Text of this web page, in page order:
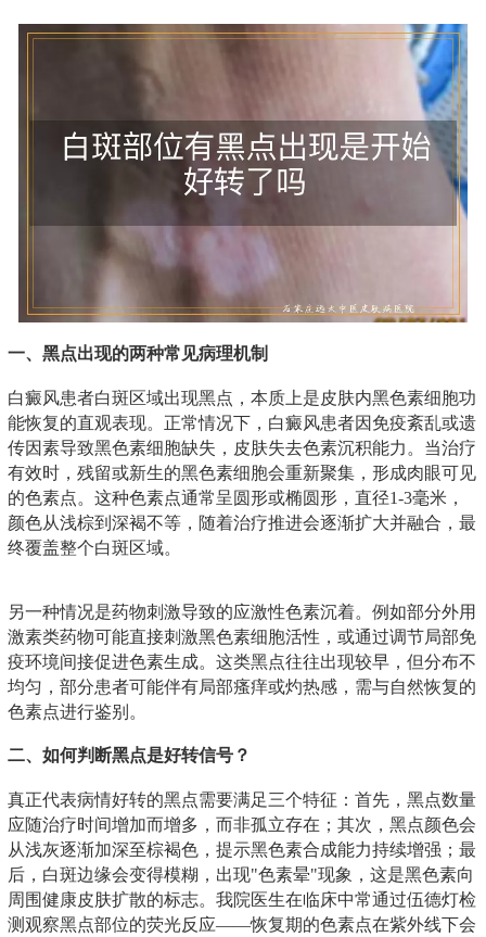
一、黑点出现的两种常见病理机制
白癜风患者白斑区域出现黑点，本质上是皮肤内黑色素细胞功
能恢复的直观表现。正常情况下，白癜风患者因免疫紊乱或遗
传因素导致黑色素细胞缺失，皮肤失去色素沉积能力。当治疗
有效时，残留或新生的黑色素细胞会重新聚集，形成肉眼可见
的色素点。这种色素点通常呈圆形或椭圆形，直径1-3毫米，
颜色从浅棕到深褐不等，随着治疗推进会逐渐扩大并融合，最
终覆盖整个白斑区域。
另一种情况是药物刺激导致的应激性色素沉着。例如部分外用
激素类药物可能直接刺激黑色素细胞活性，或通过调节局部免
疫环境间接促进色素生成。这类黑点往往出现较早，但分布不
均匀，部分患者可能伴有局部瘙痒或灼热感，需与自然恢复的
色素点进行鉴别。
二、如何判断黑点是好转信号？
真正代表病情好转的黑点需要满足三个特征：首先，黑点数量
应随治疗时间增加而增多，而非孤立存在；其次，黑点颜色会
从浅灰逐渐加深至棕褐色，提示黑色素合成能力持续增强；最
后，白斑边缘会变得模糊，出现"色素晕"现象，这是黑色素向
周围健康皮肤扩散的标志。我院医生在临床中常通过伍德灯检
测观察黑点部位的荧光反应——恢复期的色素点在紫外线下会